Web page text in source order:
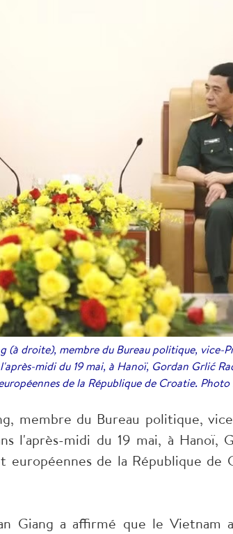
(à droite), membre du Bureau politique, vice-
midi du 19 mai, à Hanoï, Gordan Grlić
de la République de Croatie. Photo
membre du Bureau politique,
l'après-midi du 19 mai, à Hanoï,
européennes de la République de
Giang a affirmé que le Vietnam